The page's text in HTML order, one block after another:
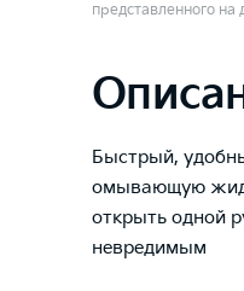
представленного на
Быстрый,
омывающую
открыть одной
невредимым